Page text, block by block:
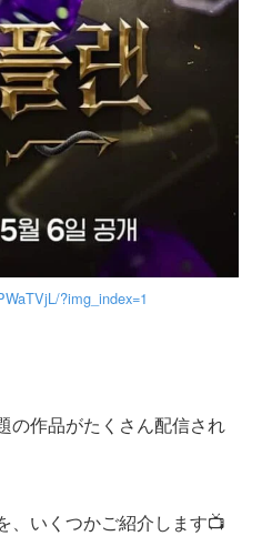
?img_index=1
の作品がたくさん配信され
、いくつかご紹介します📺